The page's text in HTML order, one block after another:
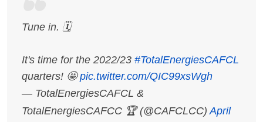
Tune in. 🗓️
It's time for the 2022/23 #TotalEnergiesCAFCL
quarters! 🤩pic.twitter.com/QIC99xsWgh
— TotalEnergiesCAFCL &
TotalEnergiesCAFCC 🏆 (@CAFCLCC)April